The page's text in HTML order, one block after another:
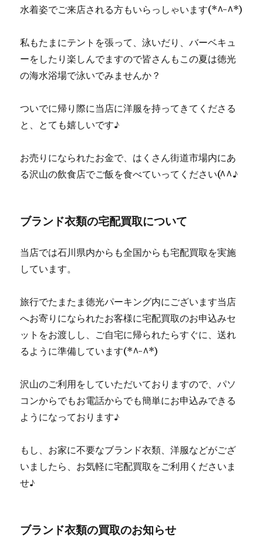
水着姿でご来店される方もいらっしゃいます(*^-^*)
私もたまにテントを張って、泳いだり、バーベキュ
ーをしたり楽しんでますので皆さんもこの夏は徳光
の海水浴場で泳いでみませんか？
ついでに帰り際に当店に洋服を持ってきてくださる
と、とても嬉しいです♪
お売りになられたお金で、はくさん街道市場内にあ
る沢山の飲食店でご飯を食べていってください(^^♪
ブランド衣類の宅配買取について
当店では石川県内からも全国からも宅配買取を実施
しています。
旅行でたまたま徳光パーキング内にございます当店
へお寄りになられたお客様に宅配買取のお申込みセ
ットをお渡しし、ご自宅に帰られたらすぐに、送れ
るように準備しています(*^-^*)
沢山のご利用をしていただいておりますので、パソ
コンからでもお電話からでも簡単にお申込みできる
ようになっております♪
もし、お家に不要なブランド衣類、洋服などがござ
いましたら、お気軽に宅配買取をご利用くださいま
せ♪
ブランド衣類の買取のお知らせ